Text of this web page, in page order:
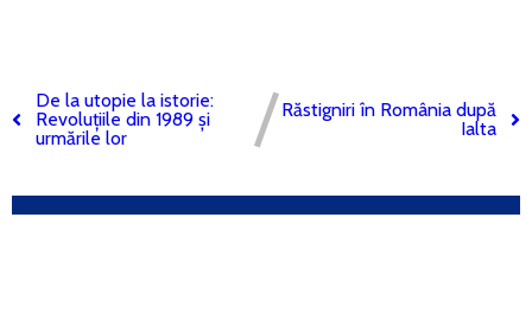
De la utopie la istorie:
Revoluțiile din 1989 și
urmările lor
Răstigniri în România după
Ialta